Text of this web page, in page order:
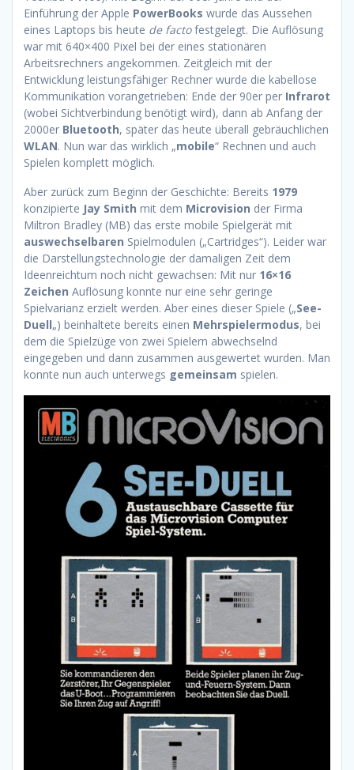
Einführung der Apple PowerBooks wurde das Aussehen
eines Laptops bis heute de factofestgelegt. Die Auflösung
war mit 640×400 Pixel bei der eines stationären
Arbeitsrechners angekommen. Zeitgleich mit der
Entwicklung leistungsfähiger Rechner wurde die kabellose
Kommunikation vorangetrieben: Ende der 90er per Infrarot
(wobei Sichtverbindung benötigt wird), dann ab Anfang der
2000er Bluetooth, später das heute überall gebräuchlichen
WLAN. Nun war das wirklich „mobile“ Rechnen und auch
Spielen komplett möglich.
Aber zurück zum Beginn der Geschichte: Bereits 1979
konzipierte Jay Smith mit dem Microvision der Firma
Miltron Bradley (MB) das erste mobile Spielgerät mit
auswechselbaren Spielmodulen („Cartridges“). Leider war
die Darstellungstechnologie der damaligen Zeit dem
Ideenreichtum noch nicht gewachsen: Mit nur 16×16
Zeichen Auflösung konnte nur eine sehr geringe
Spielvarianz erzielt werden. Aber eines dieser Spiele („See-
Duell„) beinhaltete bereits einen Mehrspielermodus, bei
dem die Spielzüge von zwei Spielern abwechselnd
eingegeben und dann zusammen ausgewertet wurden. Man
konnte nun auch unterwegs gemeinsam spielen.